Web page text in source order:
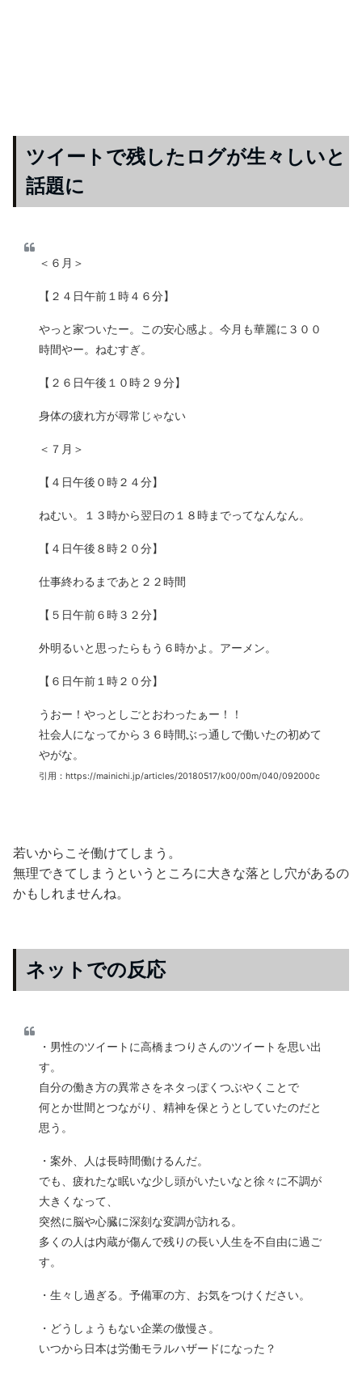
ツイートで残したログが生々しいと
話題に
＜６月＞
【２４日午前１時４６分】
やっと家ついたー。この安心感よ。今月も華麗に３００
時間やー。ねむすぎ。
【２６日午後１０時２９分】
身体の疲れ方が尋常じゃない
＜７月＞
【４日午後０時２４分】
ねむい。１３時から翌日の１８時までってなんなん。
【４日午後８時２０分】
仕事終わるまであと２２時間
【５日午前６時３２分】
外明るいと思ったらもう６時かよ。アーメン。
【６日午前１時２０分】
うおー！やっとしごとおわったぁー！！
社会人になってから３６時間ぶっ通しで働いたの初めて
やがな。
引用：https://mainichi.jp/articles/20180517/k00/00m/040/092000c
若いからこそ働けてしまう。
無理できてしまうというところに大きな落とし穴があるの
かもしれませんね。
ネットでの反応
・男性のツイートに高橋まつりさんのツイートを思い出
す。
自分の働き方の異常さをネタっぽくつぶやくことで
何とか世間とつながり、精神を保とうとしていたのだと
思う。
・案外、人は長時間働けるんだ。
でも、疲れたな眠いな少し頭がいたいなと徐々に不調が
大きくなって、
突然に脳や心臓に深刻な変調が訪れる。
多くの人は内蔵が傷んで残りの長い人生を不自由に過ご
す。
・生々し過ぎる。予備軍の方、お気をつけください。
・どうしょうもない企業の傲慢さ。
いつから日本は労働モラルハザードになった？